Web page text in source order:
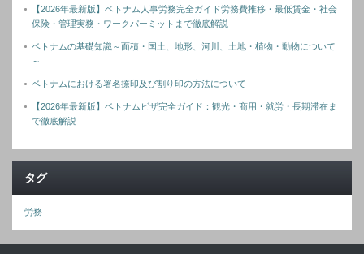
【2026年最新版】ベトナム人事労務完全ガイド労務費推移・最低賃金・社会
保険・管理実務・ワークパーミットまで徹底解説
ベトナムの基礎知識～面積・国土、地形、河川、土地・植物・動物について
～
ベトナムにおける署名捺印及び割り印の方法について
【2026年最新版】ベトナムビザ完全ガイド：観光・商用・就労・長期滞在ま
で徹底解説
タグ
労務